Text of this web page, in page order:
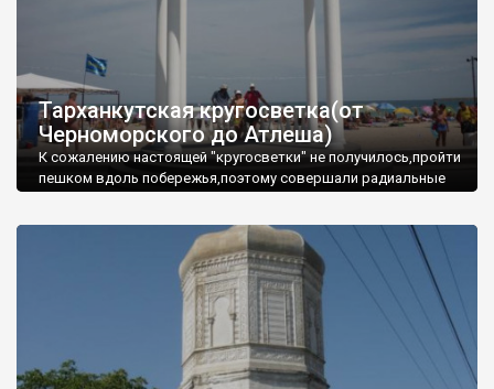
Тарханкутская кругосветка(от
Черноморского до Атлеша)
К сожалению настоящей "кругосветки" не получилось,пройти
пешком вдоль побережья,поэтому совершали радиальные